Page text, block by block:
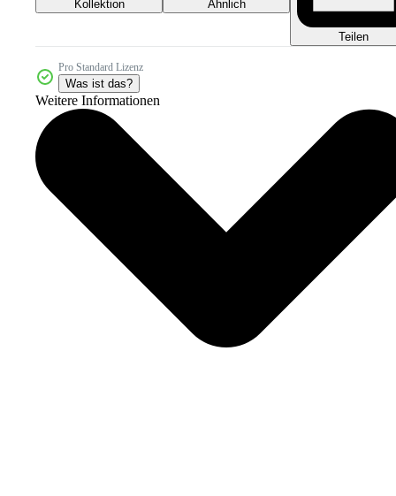
Kollektion Ähnlich
Teilen
Pro Standard Lizenz
Was ist das?
Weitere Informationen